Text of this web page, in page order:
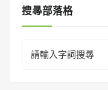
搜㝷部落格
for: